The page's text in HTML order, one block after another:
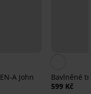
A John
Bavlněné
599 Kč